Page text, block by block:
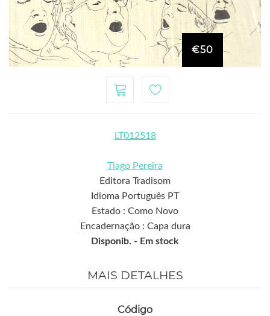
€50
LT012518
Tiago Pereira
Editora Tradisom
Idioma Português PT
Estado : Como Novo
Encadernação : Capa dura
Disponib. - Em stock
MAIS DETALHES
Código